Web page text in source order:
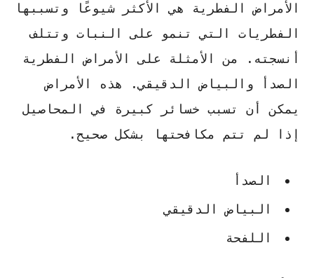
الأمراض الفطرية هي الأكثر شيوعًا وتسببها
الفطريات التي تنمو على النبات وتتلف
أنسجته. من الأمثلة على الأمراض الفطرية
الصدأ والبياض الدقيقي. هذه الأمراض
يمكن أن تسبب خسائر كبيرة في المحاصيل
إذا لم تتم مكافحتها بشكل صحيح.
الصدأ
البياض الدقيقي
اللفحة